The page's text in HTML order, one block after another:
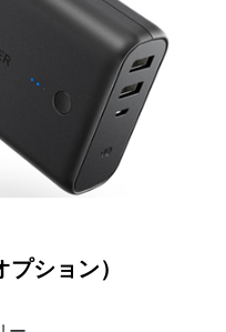
ション）